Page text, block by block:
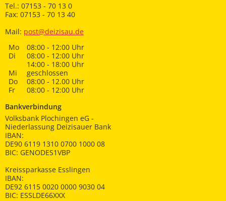
Tel.: 07153 - 70 13 0
Fax: 07153 - 70 13 40
Mail: post@deizisau.de
Mo
08:00 - 12:00 Uhr
Di
08:00 - 12:00 Uhr
14:00 - 18:00 Uhr
Mi
geschlossen
Do
08:00 - 12.00 Uhr
Fr
08:00 - 12:00 Uhr
Bankverbindung
Volksbank Plochingen eG -
Niederlassung Deizisauer Bank
IBAN:
DE90 6119 1310 0700 1000 08
BIC: GENODES1VBP
Kreissparkasse Esslingen
IBAN:
DE92 6115 0020 0000 9030 04
BIC: ESSLDE66XXX